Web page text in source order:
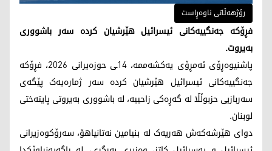
رۆژهەڵاتی ناوەڕاست
فڕۆکە جەنگییەکانی ئیسرائیل هێرشیان کردە سەر باشووری
بەیروت.
پاشنیوەڕۆی ئەمڕۆی یەکشەممە، 14ـی حوزەیرانی 2026، فڕۆکە
جەنگییەکانی ئیسرائیل هێرشیان کردە سەر ژمارەیەک پێگەی
سەربازیی حزبوڵڵا لە گەڕەکی زاحییە، لە باشووری بەیروتی پایتەختی
لوبنان.
دوای هێرشەکەش هەریەک لە بنیامین نەتانیاهۆ، سەرۆکوەزیرانی